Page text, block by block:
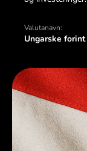
Valutanavn:
Ungarske forint